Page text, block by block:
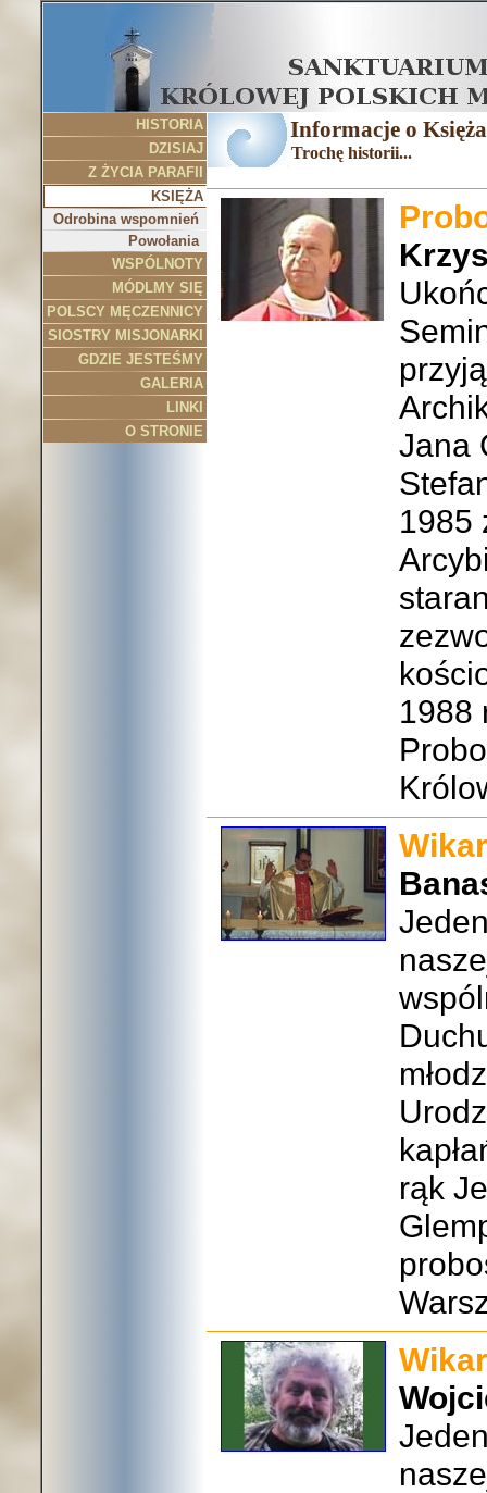
HISTORIA
DZISIAJ
Z ŻYCIA PARAFII
KSIĘŻA
Odrobina wspomnień
Powołania
WSPÓLNOTY
MÓDLMY SIĘ
POLSCY MĘCZENNICY
SIOSTRY MISJONARKI
GDZIE JESTEŚMY
GALERIA
LINKI
O STRONIE
Informacje o
Trochę historii...
Jana
1985
1988
rąk